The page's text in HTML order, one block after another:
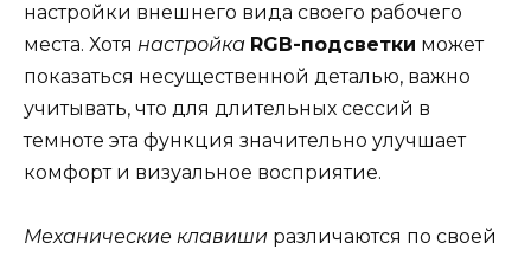
настройки внешнего вида своего рабочего
места. Хотя настройка RGB-подсветки может
показаться несущественной деталью, важно
учитывать, что для длительных сессий в
темноте эта функция значительно улучшает
комфорт и визуальное восприятие.
Механические клавиши различаются по своей